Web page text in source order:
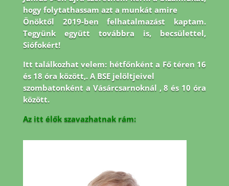
hogy folytathassam azt a munkát amire
Önöktől 2019-ben felhatalmazást kaptam.
Tegyünk együtt továbbra is, becsülettel,
Siófokért!
Itt találkozhat velem: hétfőnként a Fő téren 16
és 18 óra között,. A BSE jelöltjeivel
szombatonként a Vásárcsarnoknál , 8 és 10 óra
között.
Az itt élők szavazhatnak rám: